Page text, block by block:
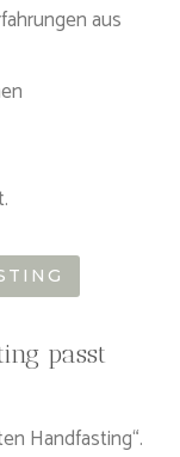
aus
passt
Handfasting“.